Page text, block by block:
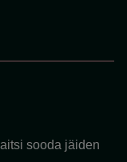
sooda jäiden